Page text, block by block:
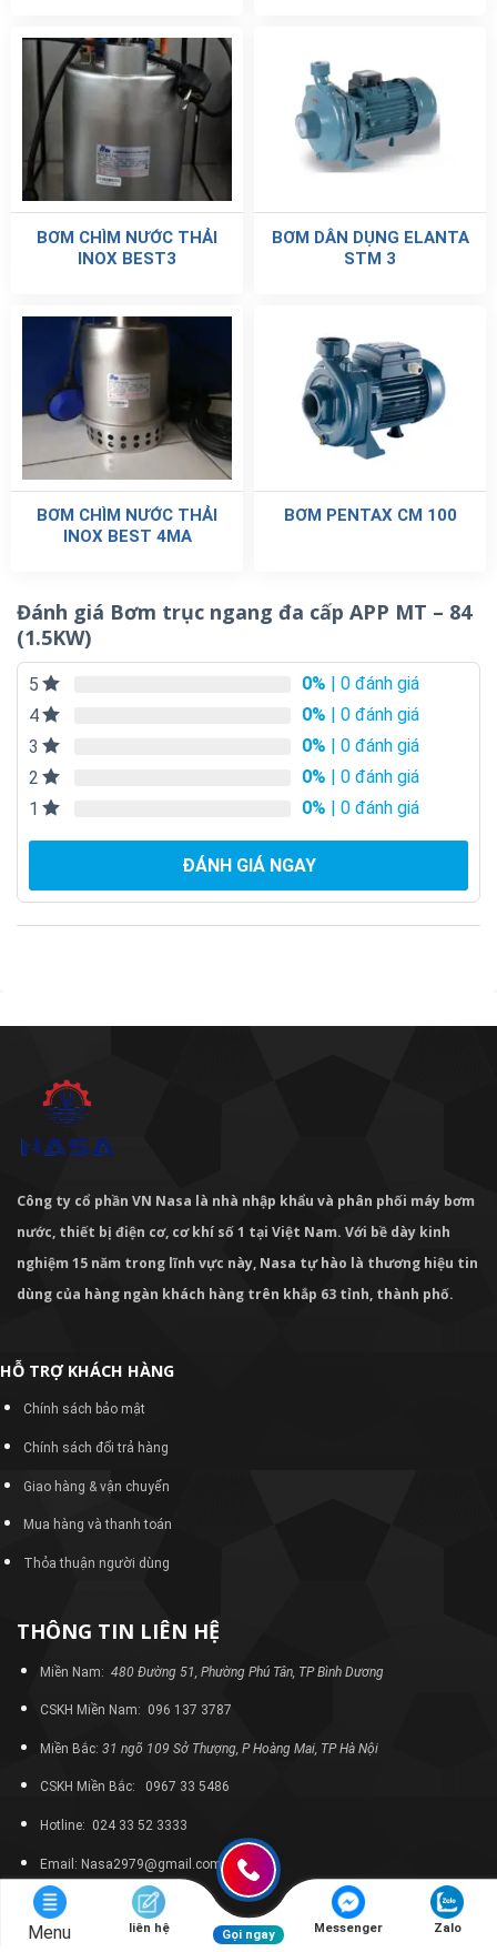
BƠM CHÌM NƯỚC THẢI
INOX BEST3
BƠM DÂN DỤNG ELANTA
STM 3
BƠM CHÌM NƯỚC THẢI
INOX BEST 4MA
BƠM PENTAX CM 100
Đánh giá Bơm trục ngang đa cấp APP MT – 84
(1.5KW)
5 0% | 0 đánh giá
4
0% | 0 đánh giá
3
0% | 0 đánh giá
2
0% | 0 đánh giá
1
0% | 0 đánh giá
ĐÁNH GIÁ NGAY
Công ty cổ phần VN Nasa là nhà nhập khẩu và phân phối máy bơm
nước, thiết bị điện cơ, cơ khí số 1 tại Việt Nam. Với bề dày kinh
nghiệm 15 năm trong lĩnh vực này, Nasa tự hào là thương hiệu tin
dùng của hàng ngàn khách hàng trên khắp 63 tỉnh, thành phố.
HỖ TRỢ KHÁCH HÀNG
Chính sách bảo mật
Chính sách đổi trả hàng
Giao hàng & vận chuyển
Mua hàng và thanh toán
Thỏa thuận người dùng
THÔNG TIN LIÊN HỆ
Miền Nam: 480 Đường 51, Phường Phú Tân, TP Bình Dương
CSKH Miền Nam: 096 137 3787
Miền Bắc: 31 ngõ 109 Sở Thượng, P Hoàng Mai, TP Hà Nội
CSKH Miền Bắc: 0967 33 5486
Hotline: 024 33 52 3333
Email: Nasa2979@gmail.com
Menu liên hệ Gọi ngay Messenger Zalo